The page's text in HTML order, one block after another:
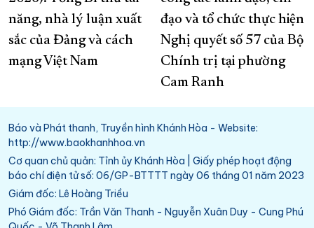
năng, nhà lý luận xuất
sắc của Đảng và cách
mạng Việt Nam
đạo và tổ chức thực hiện
Nghị quyết số 57 của Bộ
Chính trị tại phường
Cam Ranh
Báo và Phát thanh, Truyền hình Khánh Hòa - Website:
http://www.baokhanhhoa.vn
Cơ quan chủ quản: Tỉnh ủy Khánh Hòa | Giấy phép hoạt động
báo chí điện tử số: 06/GP-BTTTT ngày 06 tháng 01 năm 2023
Giám đốc: Lê Hoàng Triều
Phó Giám đốc: Trần Văn Thanh - Nguyễn Xuân Duy - Cung Phú